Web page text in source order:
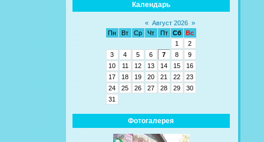
Календарь
« Август 2026 »
Пн
Вт Ср Чт Пт Сб
Вс
1
2
3
4 5 6 7 8
9
10
11 12 13 14 15
16
17
18 19 20 21 22
23
24
25 26 27 28 29
30
31
Фотогалерея